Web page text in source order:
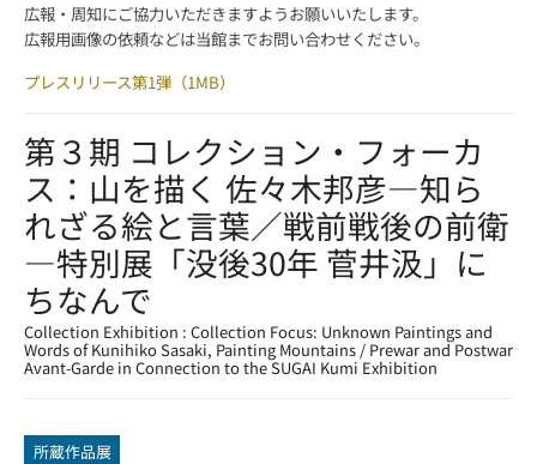
広報・周知にご協力いただきますようお願いいたします。
広報用画像の依頼などは当館までお問い合わせください。
プレスリリース第1弾（1MB）
第３期 コレクション・フォーカ
ス：山を描く 佐々木邦彦―知ら
れざる絵と言葉／戦前戦後の前衛
―特別展「没後30年 菅井汲」に
ちなんで
Collection Exhibition : Collection Focus: Unknown Paintings and
Words of Kunihiko Sasaki, Painting Mountains / Prewar and Postwar
Avant-Garde in Connection to the SUGAI Kumi Exhibition
所蔵作品展